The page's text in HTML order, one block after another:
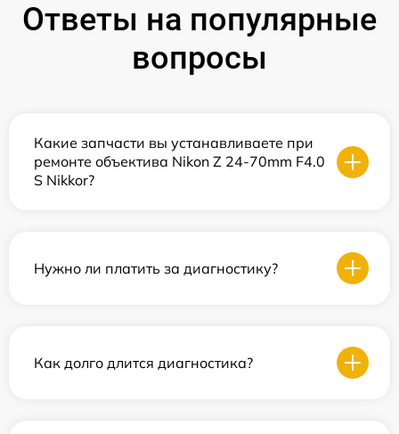
Ответы на популярные
вопросы
Какие запчасти вы устанавливаете при
ремонте объектива Nikon Z 24-70mm F4.0
S Nikkor?
Нужно ли платить за диагностику?
Как долго длится диагностика?